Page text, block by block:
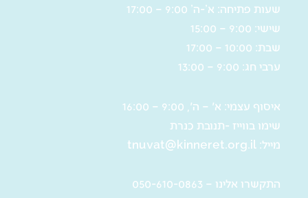
שעות פתיחה: א’-ה’ 9:00 – 17:00
שישי: 9:00 – 15:00
שבת: 10:00 – 17:00
ערבי חג: 9:00 – 13:00
איסוף עצמי: א' – ה', 9:00 – 16:00
שימו בווייז -תנובת כנרת
מייל: tnuvat@kinneret.org.il
התקשרו אלינו – 050-610-0863